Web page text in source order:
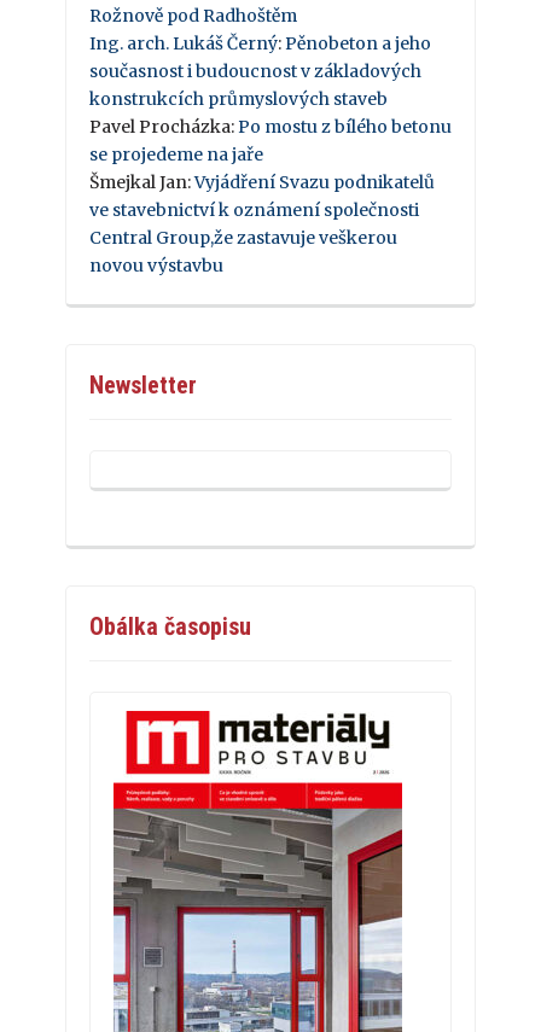
Rožnově pod Radhoštěm
Ing. arch. Lukáš Černý:Pěnobeton a jeho
současnost i budoucnost v základových
konstrukcích průmyslových staveb
Pavel Procházka:Po mostu z bílého betonu
se projedeme na jaře
Šmejkal Jan:Vyjádření Svazu podnikatelů
ve stavebnictví k oznámení společnosti
Central Group,že zastavuje veškerou
novou výstavbu
Newsletter
Obálka časopisu